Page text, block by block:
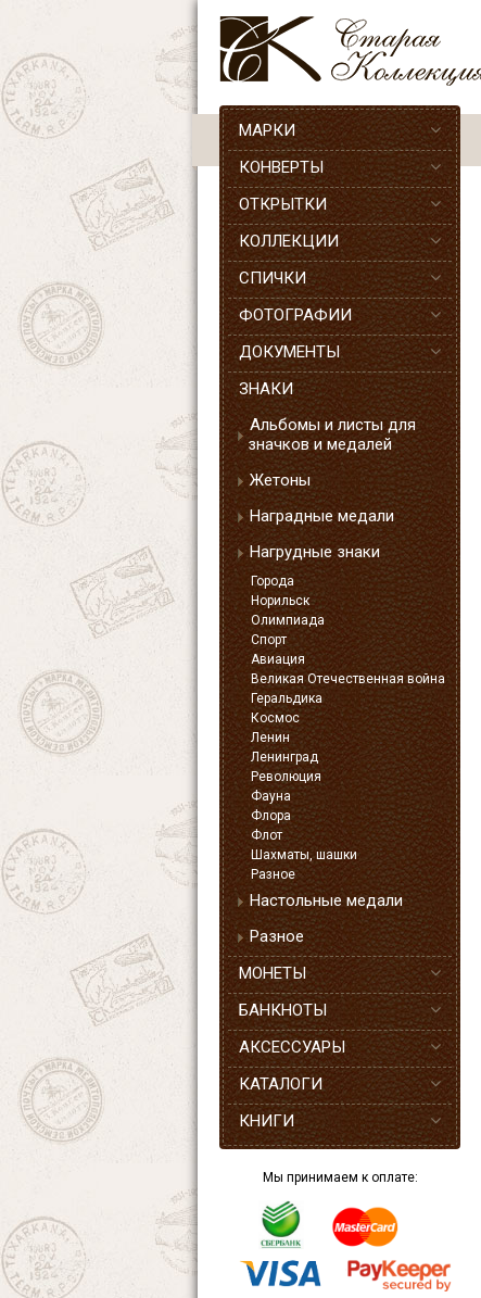
МАРКИ
КОНВЕРТЫ
ОТКРЫТКИ
КОЛЛЕКЦИИ
СПИЧКИ
ФОТОГРАФИИ
ДОКУМЕНТЫ
ЗНАКИ
Альбомы и листы для
значков и медалей
Жетоны
Наградные медали
Нагрудные знаки
Города
Норильск
Олимпиада
Спорт
Авиация
Великая Отечественная война
Геральдика
Космос
Ленин
Ленинград
Революция
Фауна
Флора
Флот
Шахматы, шашки
Разное
Настольные медали
Разное
МОНЕТЫ
БАНКНОТЫ
АКСЕССУАРЫ
КАТАЛОГИ
КНИГИ
Мы принимаем к оплате: